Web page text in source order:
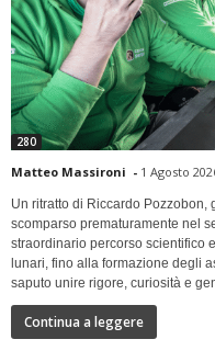
280
Matteo Massironi - 1 Agosto
Un ritratto di Riccardo
scomparso prematuramente nel
straordinario percorso scientifico
lunari, fino alla formazione degli
saputo unire rigore, curiosità e
Continua a leggere